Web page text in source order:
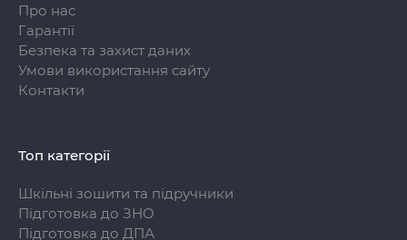
Про нас
Гарантії
Безпека та захист даних
Умови використання сайту
Контакти
Топ категорії
Шкільні зошити та підручники
Підготовка до ЗНО
Підготовка до ДПА